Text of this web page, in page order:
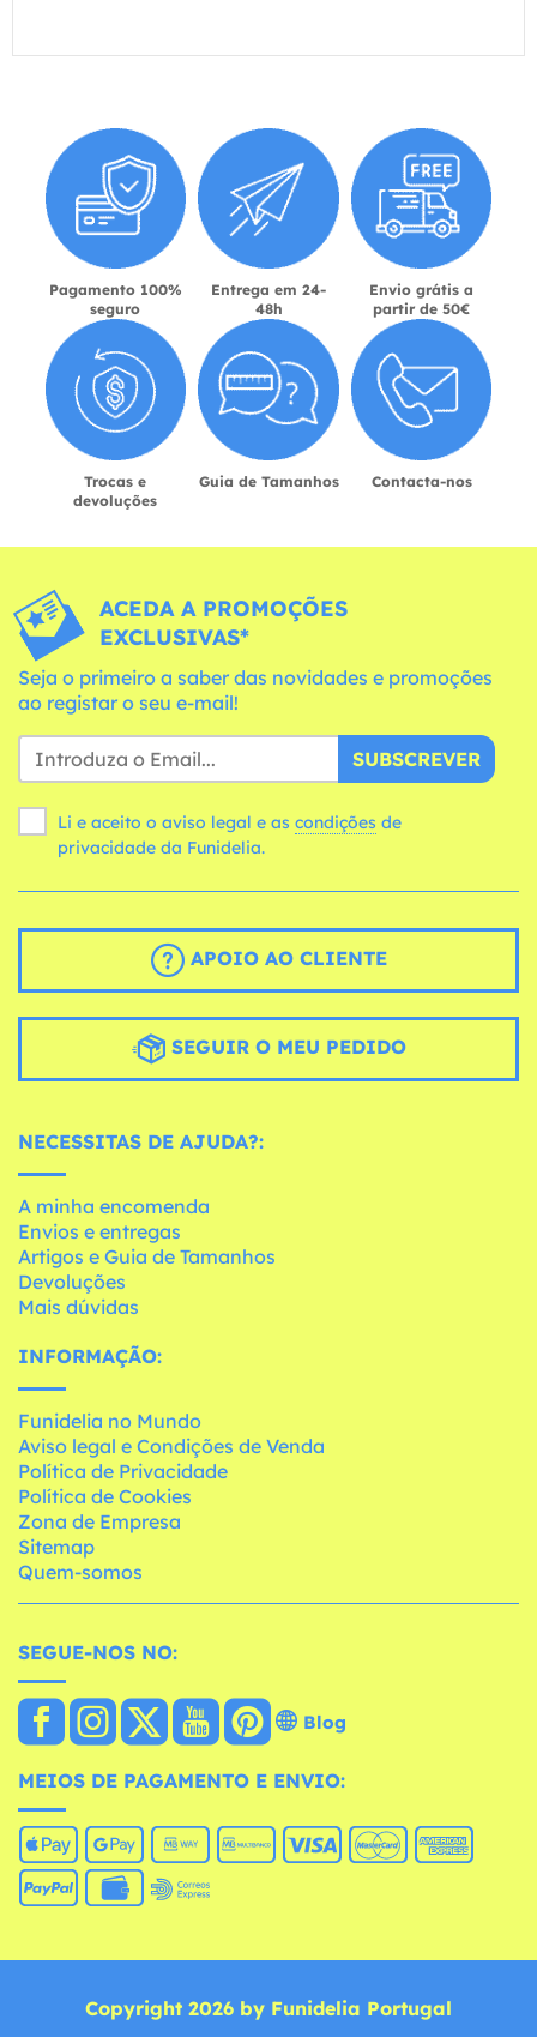
Pagamento 100%
seguro
Entrega em 24-
48h
Envio grátis a
partir de 50€
Trocas e
devoluções
Guia de Tamanhos Contacta-nos
ACEDA A PROMOÇÕES
EXCLUSIVAS*
Seja o primeiro a saber das novidades e promoções
ao registar o seu e-mail!
SUBSCREVER
Li e aceito o aviso legal e as condições
privacidade da Funidelia.
APOIO AO CLIENTE
SEGUIR O MEU PEDIDO
NECESSITAS DE AJUDA?:
A minha encomenda
Envios e entregas
Artigos e Guia de Tamanhos
Devoluções
Mais dúvidas
INFORMAÇÃO:
Funidelia no Mundo
Aviso legal e Condições de Venda
Política de Privacidade
Política de Cookies
Zona de Empresa
Sitemap
Quem-somos
SEGUE-NOS NO:
Blog
MEIOS DE PAGAMENTO E ENVIO:
Copyright 2026 by Funidelia Portugal